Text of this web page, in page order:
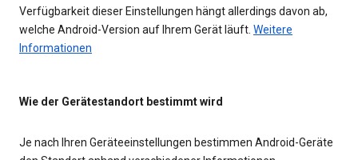
Verfügbarkeit dieser Einstellungen hängt allerdings davon ab,
welche Android-Version auf Ihrem Gerät läuft. Weitere
Informationen
Wie der Gerätestandort bestimmt wird
Je nach Ihren Geräteeinstellungen bestimmen Android-Geräte